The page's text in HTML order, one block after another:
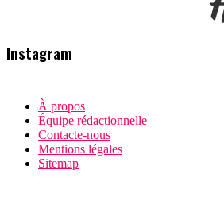
Instagram
À propos
Équipe rédactionnelle
Contacte-nous
Mentions légales
Sitemap